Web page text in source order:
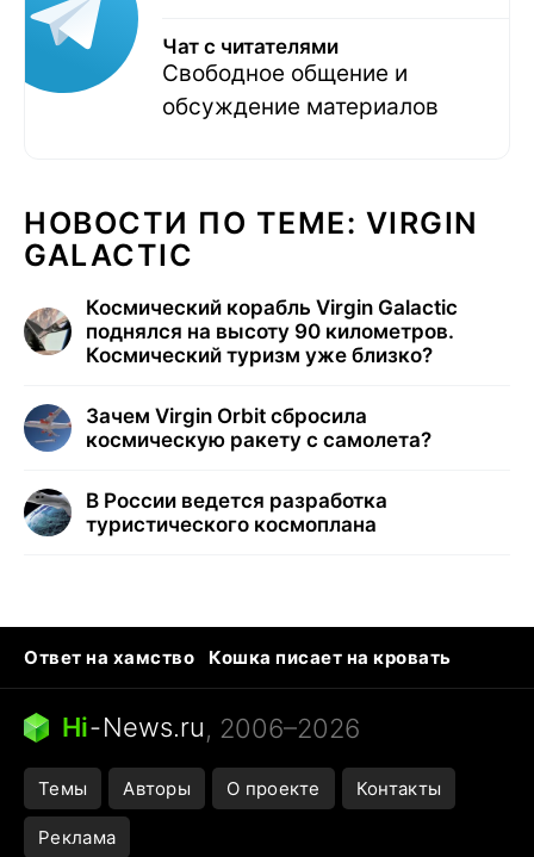
Чат с читателями
Свободное общение и
обсуждение материалов
НОВОСТИ ПО ТЕМЕ: VIRGIN
GALACTIC
Космический корабль Virgin Galactic
поднялся на высоту 90 километров.
Космический туризм уже близко?
Зачем Virgin Orbit сбросила
космическую ракету с самолета?
В России ведется разработка
туристического космоплана
Ответ на хамство
Кошка писает на кровать
Тунцы в океанариуме
Следующая пандемия
Ядовитые пауки России
Открытие в Google Maps
Hi-News.ru, 2006–2026
Темы Авторы О проекте Контакты
Реклама